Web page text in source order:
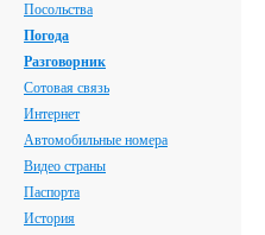
Посольства
Погода
Разговорник
Сотовая связь
Интернет
Автомобильные номера
Видео страны
Паспорта
История